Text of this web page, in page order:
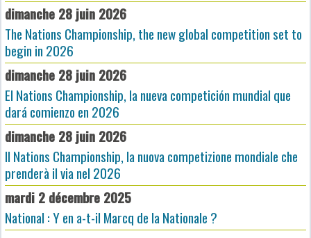
dimanche 28 juin 2026
The Nations Championship, the new global competition set to
begin in 2026
dimanche 28 juin 2026
El Nations Championship, la nueva competición mundial que
dará comienzo en 2026
dimanche 28 juin 2026
Il Nations Championship, la nuova competizione mondiale che
prenderà il via nel 2026
mardi 2 décembre 2025
National : Y en a-t-il Marcq de la Nationale ?